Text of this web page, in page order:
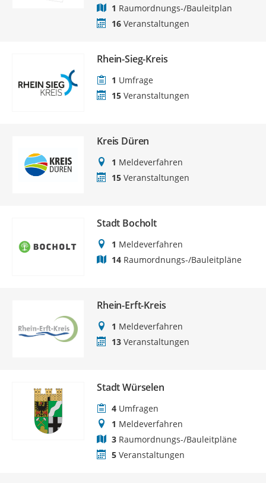
1 Raumordnungs-/Bauleitplan
16 Veranstaltungen
Rhein-Sieg-Kreis
1 Umfrage
15 Veranstaltungen
Kreis Düren
1 Meldeverfahren
15 Veranstaltungen
Stadt Bocholt
1 Meldeverfahren
14 Raumordnungs-/Bauleitpläne
Rhein-Erft-Kreis
1 Meldeverfahren
13 Veranstaltungen
Stadt Würselen
4 Umfragen
1 Meldeverfahren
3 Raumordnungs-/Bauleitpläne
5 Veranstaltungen